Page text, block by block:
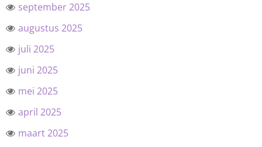
september 2025
augustus 2025
juli 2025
juni 2025
mei 2025
april 2025
maart 2025